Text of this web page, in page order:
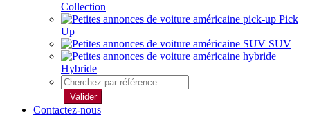
Collection
Pick
Up
SUV
Hybride
Valider
Contactez-nous